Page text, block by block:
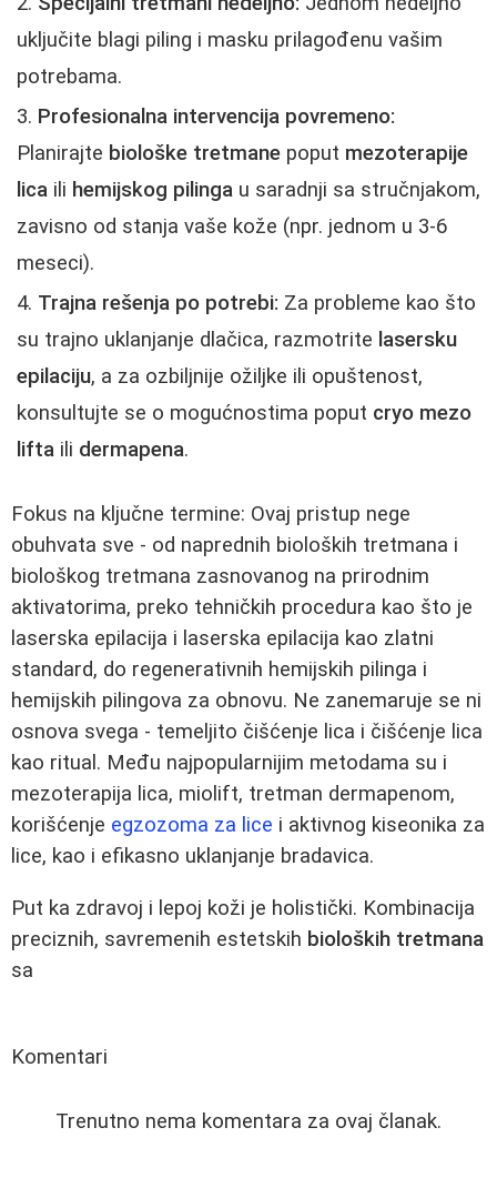
uključite blagi piling i masku prilagođenu vašim
potrebama.
Profesionalna intervencija povremeno:
Planirajte biološke tretmane poput mezoterapije
lica ili hemijskog pilinga u saradnji sa stručnjakom,
zavisno od stanja vaše kože (npr. jednom u 3-6
meseci).
Trajna rešenja po potrebi: Za probleme kao što
su trajno uklanjanje dlačica, razmotrite lasersku
epilaciju, a za ozbiljnije ožiljke ili opuštenost,
konsultujte se o mogućnostima poput cryo mezo
lifta ili dermapena.
Fokus na ključne termine: Ovaj pristup nege
obuhvata sve - od naprednih bioloških tretmana i
biološkog tretmana zasnovanog na prirodnim
aktivatorima, preko tehničkih procedura kao što je
laserska epilacija i laserska epilacija kao zlatni
standard, do regenerativnih hemijskih pilinga i
hemijskih pilingova za obnovu. Ne zanemaruje se ni
osnova svega - temeljito čišćenje lica i čišćenje lica
kao ritual. Među najpopularnijim metodama su i
mezoterapija lica, miolift, tretman dermapenom,
korišćenje egzozoma za lice i aktivnog kiseonika za
lice, kao i efikasno uklanjanje bradavica.
Put ka zdravoj i lepoj koži je holistički. Kombinacija
preciznih, savremenih estetskih bioloških tretmana
sa
Komentari
Trenutno nema komentara za ovaj članak.